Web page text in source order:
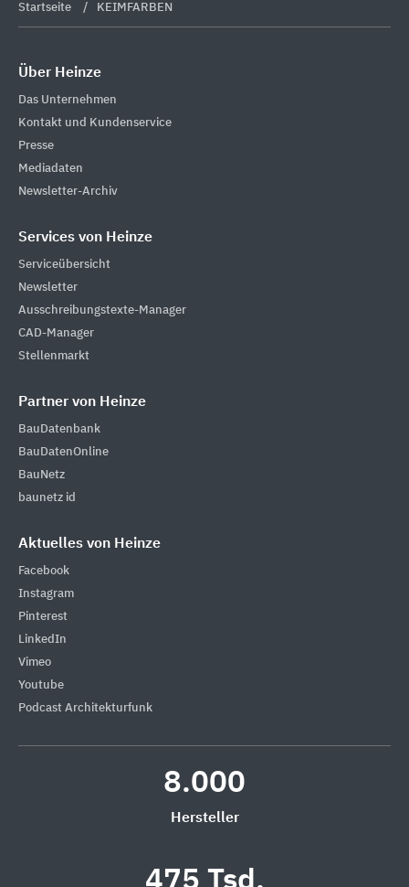
Startseite KEIMFARBEN
Über Heinze
Das Unternehmen
Kontakt und Kundenservice
Presse
Mediadaten
Newsletter-Archiv
Services von Heinze
Serviceübersicht
Newsletter
Ausschreibungstexte-Manager
CAD-Manager
Stellenmarkt
Partner von Heinze
BauDatenbank
BauDatenOnline
BauNetz
baunetz id
Aktuelles von Heinze
Facebook
Instagram
Pinterest
LinkedIn
Vimeo
Youtube
Podcast Architekturfunk
8.000
Hersteller
475 Tsd.